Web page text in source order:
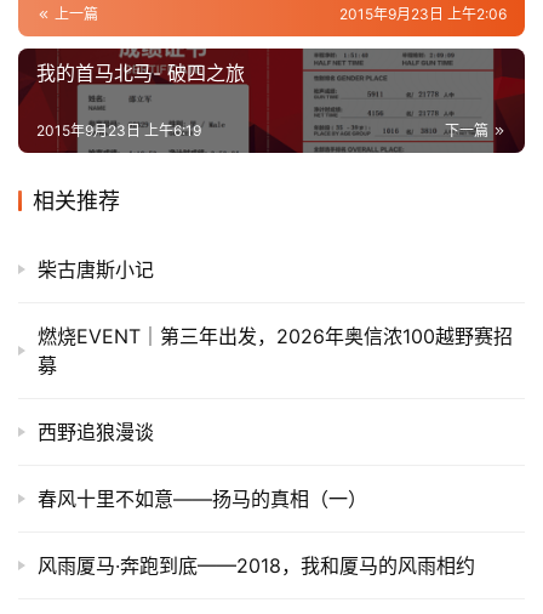
装
备
练
视
户
精
集
上一篇 2015年9月23日 上午2:06
我的首马北马- 破四之旅
下一篇
2015年9月23日 上午6:19
相关推荐
柴古唐斯小记
燃烧EVENT｜第三年出发，2026年奥信浓100越野赛招
募
西野追狼漫谈
春风十里不如意——扬马的真相（一）
风雨厦马·奔跑到底——2018，我和厦马的风雨相约